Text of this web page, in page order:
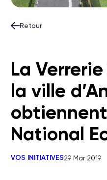
Retour
La
la ville
National
VOS INITIATIVES29 Mar 2019